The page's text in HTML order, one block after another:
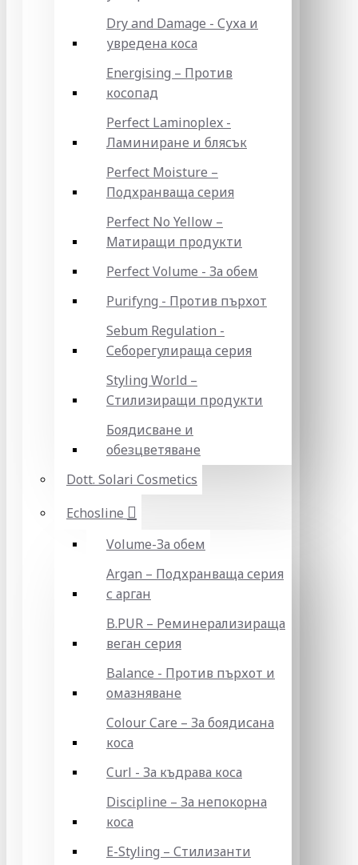
Dry and Damage - Суха и
увредена коса
Energising – Против
косопад
Perfect Laminoplex -
Ламиниране и блясък
Perfect Moisture –
Подхранваща серия
Perfect No Yellow –
Матиращи продукти
Perfect Volume - За обем
Purifyng - Против пърхот
Sebum Regulation -
Себорегулираща серия
Styling World –
Стилизиращи продукти
Боядисване и
обезцветяване
Dott. Solari Cosmetics
Echosline
Volume-За обем
Argan – Подхранваща серия
с арган
B.PUR – Реминерализираща
веган серия
Balance - Против пърхот и
омазняване
Colour Care – За боядисана
коса
Curl - За къдрава коса
Discipline – За непокорна
коса
E-Styling – Стилизанти